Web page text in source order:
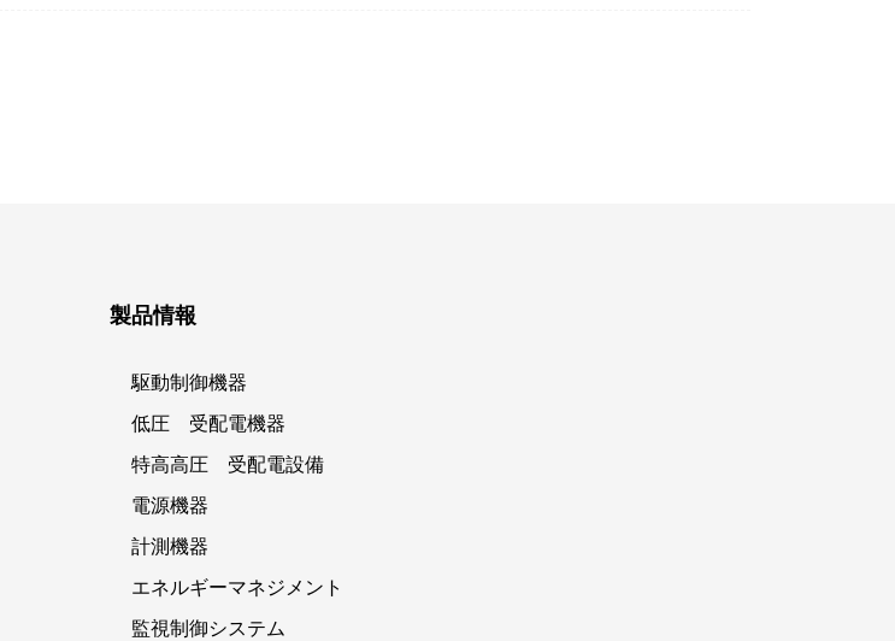
製品情報
駆動制御機器
低圧 受配電機器
特高高圧 受配電設備
電源機器
計測機器
エネルギーマネジメント
監視制御システム